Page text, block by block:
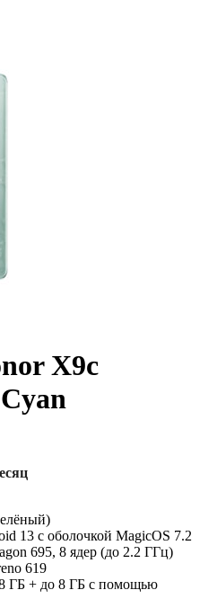
X9c
13 с оболочкой MagicOS 7.2
695, 8 ядер (до 2.2 ГГц)
619
ГБ + до 8 ГБ с помощью